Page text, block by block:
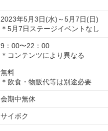
2023年5月3日(水)～5月7日(日)
＊5月7日ステージイベントなし
9：00〜22：00
＊コンテンツにより異なる
無料
＊飲食・物販代等は別途必要
会期中無休
サイボク